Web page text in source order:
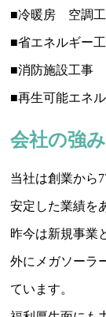
■冷暖房 空調
■省エネルギー
■消防施設工事
■再生可能エネ
会社の強み
当社は創業から
安定した業績を
昨今は新規事業
外にメガソーラ
ています。